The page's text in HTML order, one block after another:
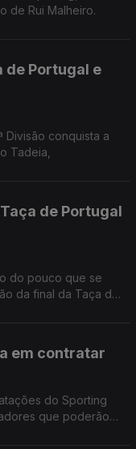
de Rui Malheiro.
de Portugal e
Divisão conquista a
Tadeia,
de Portugal
do pouco que se
da final da Taça de
em contratar
do Sporting
que poderão